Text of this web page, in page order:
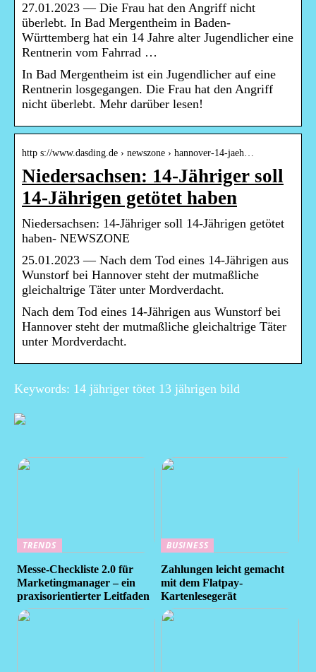
27.01.2023 — Die Frau hat den Angriff nicht
überlebt. In Bad Mergentheim in Baden-
Württemberg hat ein 14 Jahre alter Jugendlicher eine
Rentnerin vom Fahrrad …
In Bad Mergentheim ist ein Jugendlicher auf eine
Rentnerin losgegangen. Die Frau hat den Angriff
nicht überlebt. Mehr darüber lesen!
http s://www.dasding.de › newszone › hannover-14-jaeh…
Niedersachsen: 14-Jähriger soll
14-Jährigen getötet haben
Niedersachsen: 14-Jähriger soll 14-Jährigen getötet
haben- NEWSZONE
25.01.2023 — Nach dem Tod eines 14-Jährigen aus
Wunstorf bei Hannover steht der mutmaßliche
gleichaltrige Täter unter Mordverdacht.
Nach dem Tod eines 14-Jährigen aus Wunstorf bei
Hannover steht der mutmaßliche gleichaltrige Täter
unter Mordverdacht.
Keywords: 14 jähriger tötet 13 jährigen bild
TRENDS
Messe-Checkliste 2.0 für
Marketingmanager – ein
praxisorientierter Leitfaden
BUSINESS
Zahlungen leicht gemacht
mit dem Flatpay-
Kartenlesegerät